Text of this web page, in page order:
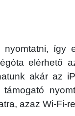
nyomtatni, így
elérhető
akár az
támogató
azaz Wi-Fi-